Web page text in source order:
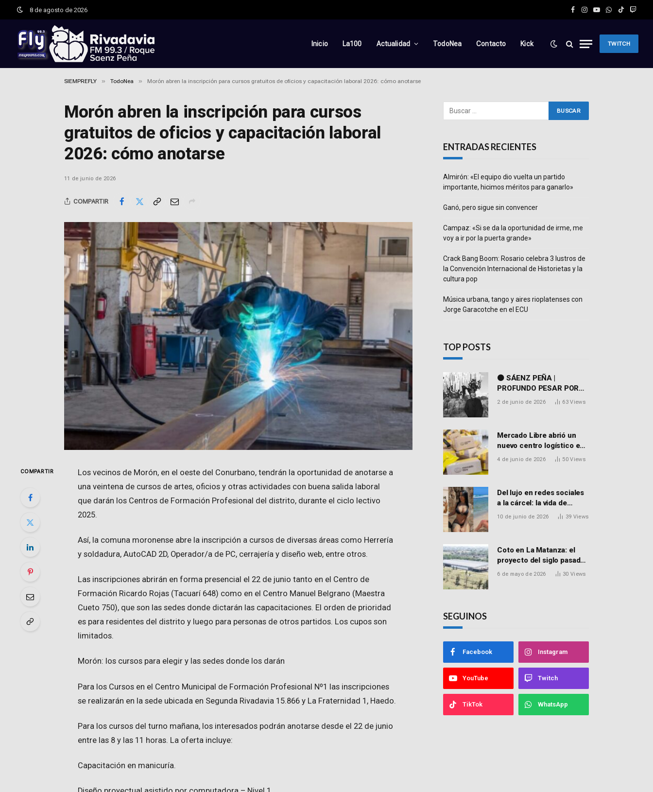
8 de agosto de 2026
Facebook
Instagram
YouTube
WhatsApp
TikTokTwitch
Inicio La100 Actualidad TodoNea Contacto Kick TWITCH
SIEMPREFLY » TodoNea » Morón abren la inscripción para cursos gratuitos de oficios y capacitación laboral 2026: cómo anotarse
Morón abren la inscripción para cursos
gratuitos de oficios y capacitación laboral
2026: cómo anotarse
11 de junio de 2026
COMPARTIR
COMPARTIR
Los vecinos de Morón, en el oeste del Conurbano, tendrán la oportunidad de anotarse a
una veintena de cursos de artes, oficios y otras actividades con buena salida laboral
que darán los Centros de Formación Profesional del distrito, durante el ciclo lectivo
2025.
Así, la comuna moronense abre la inscripción a cursos de diversas áreas como Herrería
y soldadura, AutoCAD 2D, Operador/a de PC, cerrajería y diseño web, entre otros.
Las inscripciones abrirán en forma presencial el 22 de junio tanto en el Centro de
Formación Ricardo Rojas (Tacuarí 648) como en el Centro Manuel Belgrano (Maestra
Cueto 750), que son las sedes donde dictarán las capacitaciones. El orden de prioridad
es para residentes del distrito y luego para personas de otros partidos. Los cupos son
limitados.
Morón: los cursos para elegir y las sedes donde los darán
Para los Cursos en el Centro Municipal de Formación Profesional Nº1 las inscripciones
se realizarán en la sede ubicada en Segunda Rivadavia 15.866 y La Fraternidad 1, Haedo.
Para los cursos del turno mañana, los interesados podrán anotarse desde el 22 de junio
entre las 8 y las 11 horas. La oferta incluye:
Capacitación en manicuría.
ENTRADAS RECIENTES
Almirón: «El equipo dio vuelta un partido
importante, hicimos méritos para ganarlo»
Ganó, pero sigue sin convencer
Campaz: «Si se da la oportunidad de irme, me
voy a ir por la puerta grande»
Crack Bang Boom: Rosario celebra 3 lustros de
la Convención Internacional de Historietas y la
cultura pop
Música urbana, tango y aires rioplatenses con
Jorge Garacotche en el ECU
TOP POSTS
⚫ SÁENZ PEÑA |
PROFUNDO PESAR POR
EL FALLECIMIENTO DEL
2 de junio de 2026 63Views
Mercado Libre abrió un
nuevo centro logístico en
Don Torcuato que
4 de junio de 2026 50Views
Del lujo en redes sociales
a la cárcel: la vida de
Macarena Distéfano, la
10 de junio de 2026 39 Views
Coto en La Matanza: el
proyecto del siglo pasado
que recibió el aval de la
6 de mayo de 2026 30 Views
SEGUINOS
Facebook Instagram
YouTube Twitch
TikTok WhatsApp